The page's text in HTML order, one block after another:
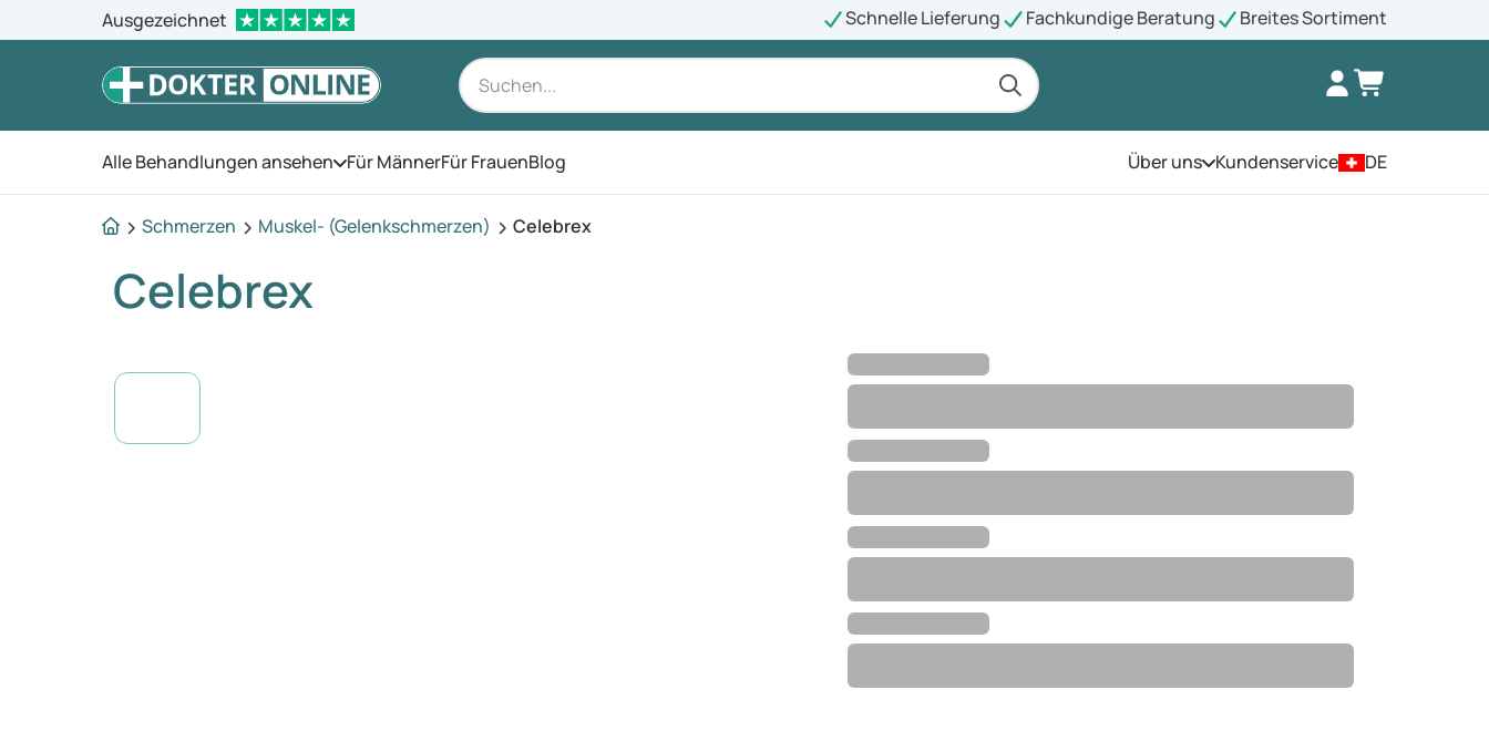
Ausgezeichnet Schnelle Lieferung Fachkundige Beratung Breites Sortiment
Alle Behandlungen ansehen Öffnen Sie das Menü
Für MännerFür FrauenBlog Über unsÖffnen Sie das Menü
Kundenservice DE
Schmerzen Muskel- (Gelenkschmerzen) Celebrex
Celebrex